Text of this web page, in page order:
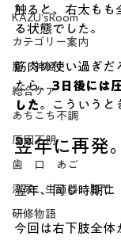
KAZU’sRoom
カテゴリー案内
脳 神経
総合ケア
あちこち不調
原因不明
歯 口 あご
泌尿、生殖器、肛門
研修物語
触ると、右太もも
る状態でした。
筋肉の使い過ぎだ
たら、3日後には
した。こういうと
翌年に再発
翌年、同じ時期に
今回は右下肢全体